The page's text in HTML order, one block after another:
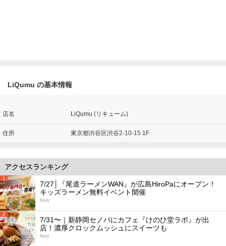
LiQumu の基本情報
店名 LiQumu (リキューム)
住所 東京都渋谷区渋谷2-10-15 1F
アクセスランキング
1
7/27│『尾道ラーメンWAN』が広島HiroPaにオープン！
キッズラーメン無料イベント開催
favy
2
7/31〜｜新静岡セノバにカフェ『けのひ堂ラボ』が出
店！濃厚クロックムッシュにスイーツも
favy